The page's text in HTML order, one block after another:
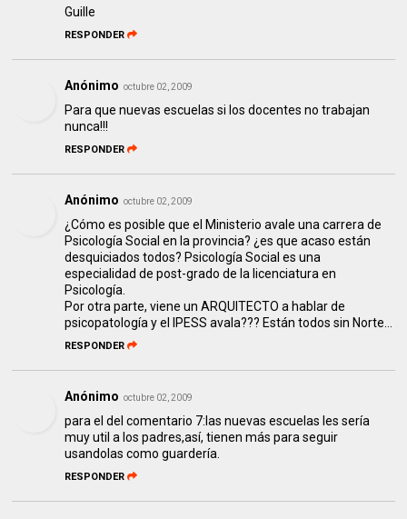
Guille
RESPONDER
Anónimo octubre 02, 2009
Para que nuevas escuelas si los docentes no trabajan
nunca!!!
RESPONDER
Anónimo octubre 02, 2009
¿Cómo es posible que el Ministerio avale una carrera de
Psicología Social en la provincia? ¿es que acaso están
desquiciados todos? Psicología Social es una
especialidad de post-grado de la licenciatura en
Psicología.
Por otra parte, viene un ARQUITECTO a hablar de
psicopatología y el IPESS avala??? Están todos sin Norte...
RESPONDER
Anónimo octubre 02, 2009
para el del comentario 7:las nuevas escuelas les sería
muy util a los padres,así, tienen más para seguir
usandolas como guardería.
RESPONDER